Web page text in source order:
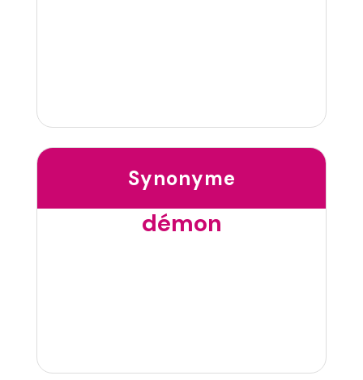
Synonyme
démon